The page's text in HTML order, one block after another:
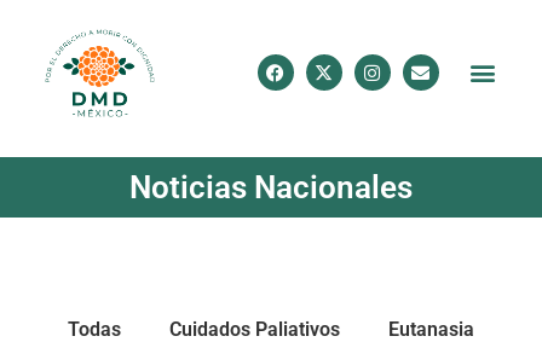
Noticias Nacionales
Todas Cuidados Paliativos Eutanasia